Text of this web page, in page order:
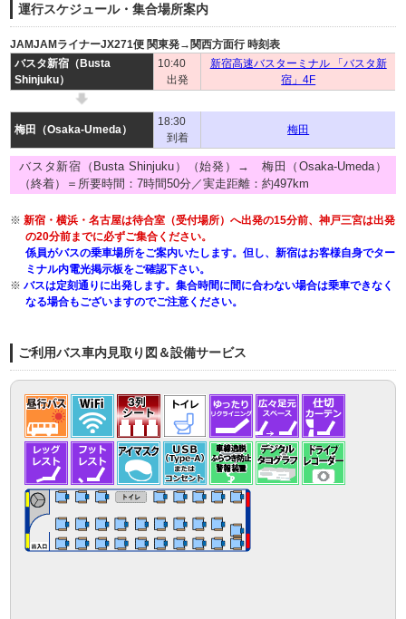
運行スケジュール・集合場所案内
JAMJAMライナーJX271便 関東発→関西方面行 時刻表
バスタ新宿（Busta
Shinjuku）
10:40
出発
新宿高速バスターミナル 「バスタ新
宿」4F
梅田（Osaka-Umeda）
18:30
到着
梅田
バスタ新宿（Busta Shinjuku）（始発）→ 梅田（Osaka-Umeda）
（終着）＝所要時間：7時間50分／実走距離：約497km
※新宿・横浜・名古屋は待合室（受付場所）へ出発の15分前、神戸三宮は出発
の20分前までに必ずご集合ください。
係員がバスの乗車場所をご案内いたします。但し、新宿はお客様自身でター
ミナル内電光掲示板をご確認下さい。
※バスは定刻通りに出発します。集合時間に間に合わない場合は乗車できなく
なる場合もございますのでご注意ください。
ご利用バス車内見取り図＆設備サービス